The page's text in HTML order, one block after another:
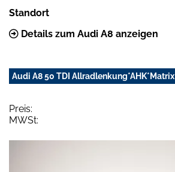
Standort
Details zum Audi A8 anzeigen
Audi A8 50 TDI Allradlenkung*AHK*Matrix
Preis:
MWSt: